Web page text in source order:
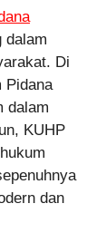
dalam
Di
Pidana
dalam
KUHP
dan